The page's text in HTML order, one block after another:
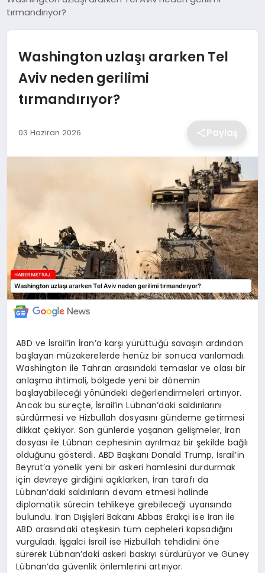
SPOR
DÜNYA
SİYASET
MAGAZİN
EĞİTİM
tırmandırıyor?
Washington uzlaşı ararken Tel
Aviv neden gerilimi
tırmandırıyor?
03 Haziran 2026 Paylaş
ABD ve İsrail’in İran’a karşı yürüttüğü savaşın ardından
başlayan müzakerelerde henüz bir sonuca varılamadı.
Washington ile Tahran arasındaki temaslar ve olası bir
anlaşma ihtimali, bölgede yeni bir dönemin
başlayabileceği yönündeki değerlendirmeleri artırıyor.
Ancak bu süreçte, İsrail’in Lübnan’daki saldırılarını
sürdürmesi ve Hizbullah dosyasını gündeme getirmesi
dikkat çekiyor. Son günlerde yaşanan gelişmeler, İran
dosyası ile Lübnan cephesinin ayrılmaz bir şekilde bağlı
olduğunu gösterdi. ABD Başkanı Donald Trump, İsrail’in
Beyrut’a yönelik yeni bir askeri hamlesini durdurmak
için devreye girdiğini açıklarken, İran tarafı da
Lübnan’daki saldırıların devam etmesi halinde
diplomatik sürecin tehlikeye girebileceği uyarısında
bulundu. İran Dışişleri Bakanı Abbas Erakçi ise İran ile
ABD arasındaki ateşkesin tüm cepheleri kapsadığını
vurguladı. İşgalci İsrail ise Hizbullah tehdidini öne
sürerek Lübnan’daki askeri baskıyı sürdürüyor ve Güney
Lübnan’da güvenlik önlemlerini artırıyor.